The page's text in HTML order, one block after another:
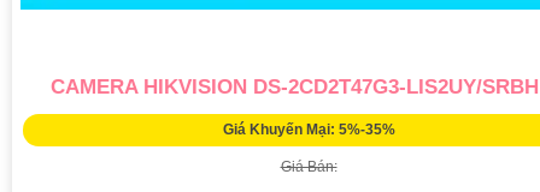
CAMERA HIKVISION DS-2CD2T47G3-LIS2UY/
Giá Khuyến Mại: 5%-35%
Giá Bán: